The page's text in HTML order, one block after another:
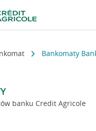
Bankomaty
banku Credit Agricole